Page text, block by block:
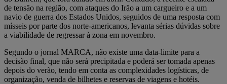
de tensão na região, com ataques do Irão a um cargueiro e a um
navio de guerra dos Estados Unidos, seguidos de uma resposta com
mísseis por parte dos norte-americanos, levanta sérias dúvidas sobre
a viabilidade de regressar à zona em novembro.
Segundo o jornal MARCA, não existe uma data-limite para a
decisão final, que não será precipitada e poderá ser tomada apenas
depois do verão, tendo em conta as complexidades logísticas, de
organização, venda de bilhetes e reservas de viagens e hotéis.